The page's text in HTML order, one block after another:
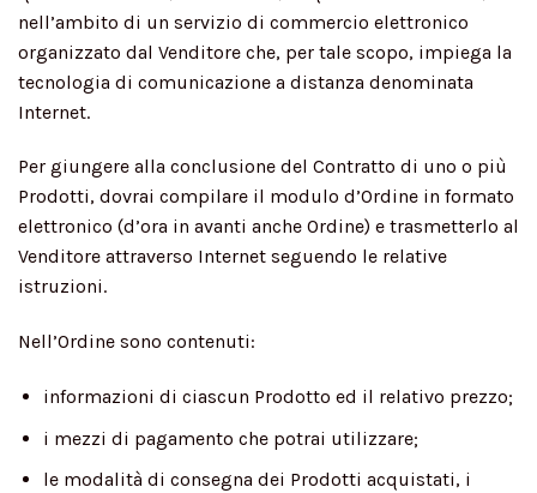
nell’ambito di un servizio di commercio elettronico
organizzato dal Venditore che, per tale scopo, impiega la
tecnologia di comunicazione a distanza denominata
Internet.
Per giungere alla conclusione del Contratto di uno o più
Prodotti, dovrai compilare il modulo d’Ordine in formato
elettronico (d’ora in avanti anche Ordine) e trasmetterlo al
Venditore attraverso Internet seguendo le relative
istruzioni.
Nell’Ordine sono contenuti:
informazioni di ciascun Prodotto ed il relativo prezzo;
i mezzi di pagamento che potrai utilizzare;
le modalità di consegna dei Prodotti acquistati, i